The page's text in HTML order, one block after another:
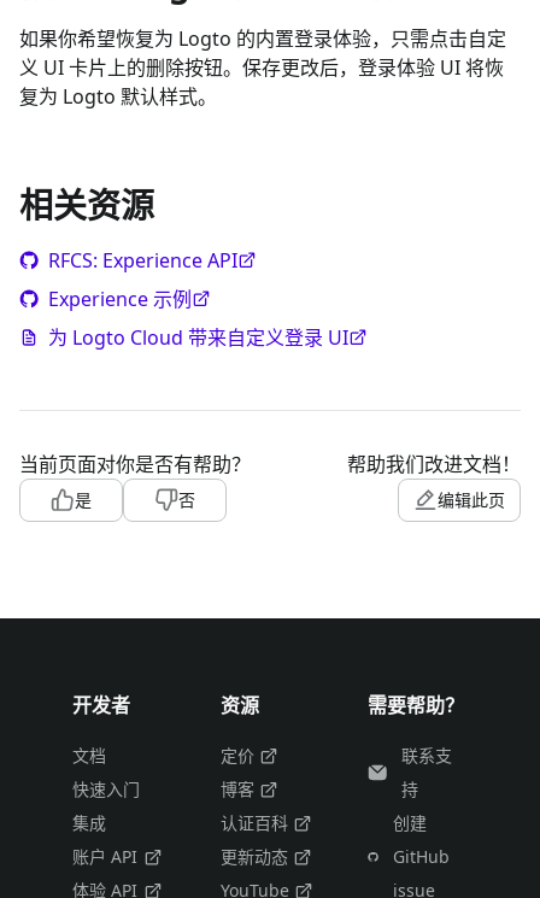
如果你希望恢复为 Logto 的内置登录体验，只需点击自定
义 UI 卡片上的删除按钮。保存更改后，登录体验 UI 将恢
复为 Logto 默认样式。
相关资源
RFCS: Experience API
Experience 示例
为 Logto Cloud 带来自定义登录 UI
当前页面对你是否有帮助？
是 否
帮助我们改进文档！
编辑此页
开发者
文档
快速入门
集成
账户 API
体验 API
资源
定价
博客
认证百科
更新动态
YouTube
需要帮助？
联系支
持
创建
GitHub
issue